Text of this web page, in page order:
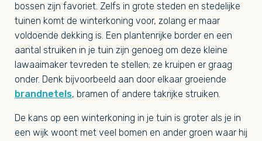
bossen zijn favoriet. Zelfs in grote steden en stedelijke
tuinen komt de winterkoning voor, zolang er maar
voldoende dekking is. Een plantenrijke border en een
aantal struiken in je tuin zijn genoeg om deze kleine
lawaaimaker tevreden te stellen; ze kruipen er graag
onder. Denk bijvoorbeeld aan door elkaar groeiende
brandnetels, bramen of andere takrijke struiken.
De kans op een winterkoning in je tuin is groter als je in
een wijk woont met veel bomen en ander groen waar hij